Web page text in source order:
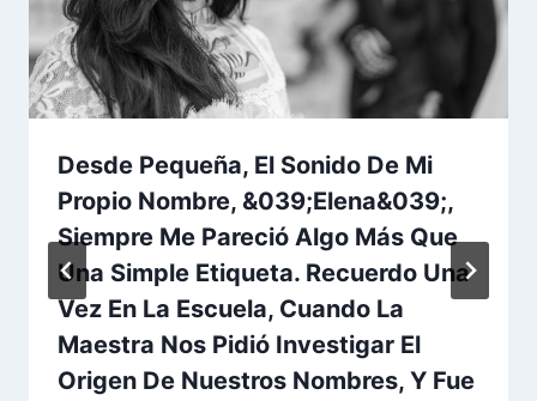
Desde Pequeña, El Sonido De Mi
Propio Nombre, &039;Elena&039;,
Siempre Me Pareció Algo Más Que
Una Simple Etiqueta. Recuerdo Una
Vez En La Escuela, Cuando La
Maestra Nos Pidió Investigar El
Origen De Nuestros Nombres, Y Fue